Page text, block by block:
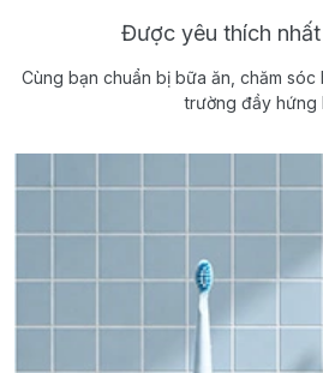
Được yêu thích
Cùng bạn chuẩn bị bữa ăn, chăm sóc
trường đầy hứng